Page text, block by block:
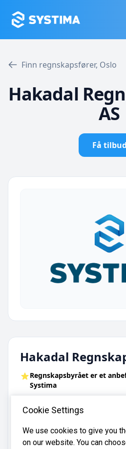
Finn regnskapsfører, Oslo
Hakadal
AS
Få tilbud
Hakadal
Regnskapsbyrået er et
Systima
Nedre Rommen 7, 0988 Oslo
Cookie Settings
We use cookies to give you
on our website. You can